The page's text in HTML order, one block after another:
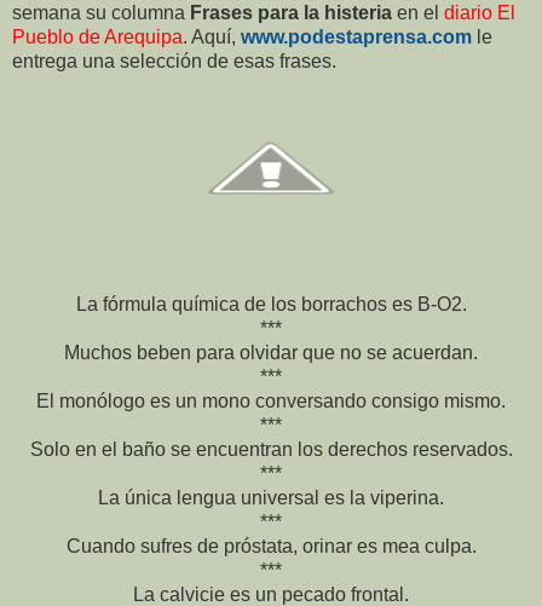
semana su columna Frases para la histeria en el diario El
Pueblo de Arequipa. Aquí, www.podestaprensa.com le
entrega una selección de esas frases.
La fórmula química de los borrachos es B-O2.
***
Muchos beben para olvidar que no se acuerdan.
***
El monólogo es un mono conversando consigo mismo.
***
Solo en el baño se encuentran los derechos reservados.
***
La única lengua universal es la viperina.
***
Cuando sufres de próstata, orinar es mea culpa.
***
La calvicie es un pecado frontal.